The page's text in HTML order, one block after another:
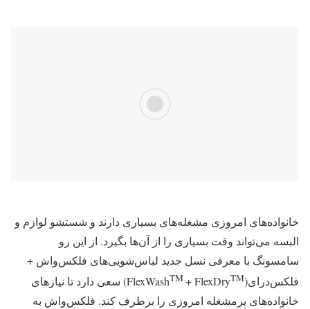
خانواده‌های امروزی مشغله‌های بسیاری دارند و شستشو لوازم و
البسه می‌تواند وقت بسیاری را از آن‌ها بگیرد. از این رو
سامسونگ با معرفی نسل جدید لباس‌شویی‌های فلکس‌واش +
فلکس‌درای(FlexWash
TM+ FlexDryTM
) سعی دارد تا نیازهای
خانواده‌های پرمشغله امروزی را برطرف کند. فلکس‌واش به